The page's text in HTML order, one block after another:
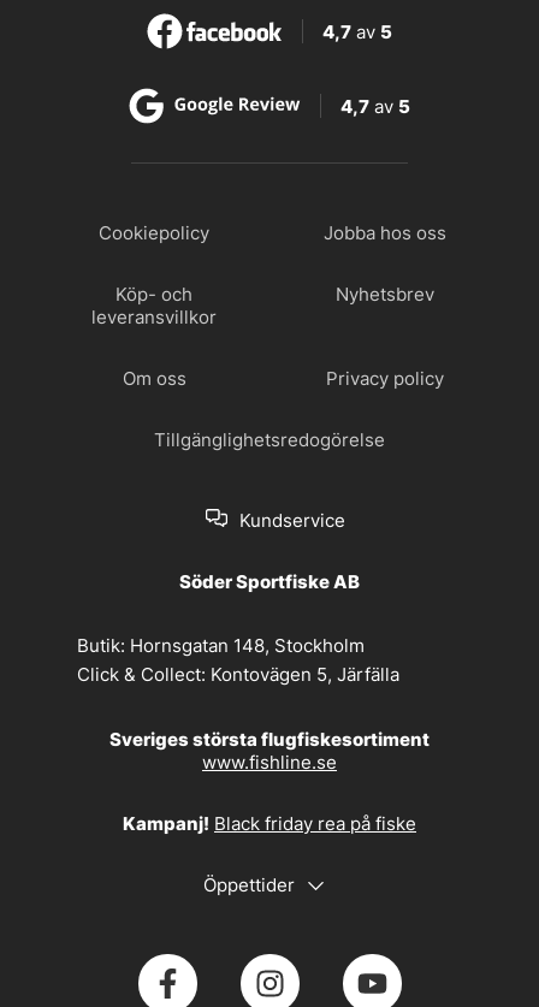
4,7 av 5
4,7 av 5
Cookiepolicy Jobba hos oss
Köp- och
leveransvillkor
Nyhetsbrev
Om oss Privacy policy
Tillgänglighetsredogörelse
Kundservice
Söder Sportfiske AB
Butik: Hornsgatan 148, Stockholm
Click & Collect: Kontovägen 5, Järfälla
Sveriges största flugfiskesortiment
www.fishline.se
Kampanj! Black friday rea på fiske
Öppettider